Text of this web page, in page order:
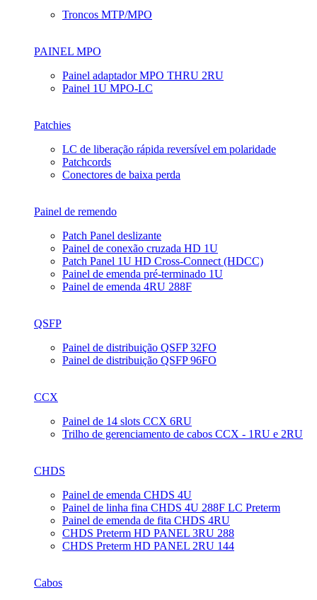
Troncos MTP/MPO
PAINEL MPO
Painel adaptador MPO THRU 2RU
Painel 1U MPO-LC
Patchies
LC de liberação rápida reversível em polaridade
Patchcords
Conectores de baixa perda
Painel de remendo
Patch Panel deslizante
Painel de conexão cruzada HD 1U
Patch Panel 1U HD Cross-Connect (HDCC)
Painel de emenda pré-terminado 1U
Painel de emenda 4RU 288F
QSFP
Painel de distribuição QSFP 32FO
Painel de distribuição QSFP 96FO
CCX
Painel de 14 slots CCX 6RU
Trilho de gerenciamento de cabos CCX - 1RU e 2RU
CHDS
Painel de emenda CHDS 4U
Painel de linha fina CHDS 4U 288F LC Preterm
Painel de emenda de fita CHDS 4RU
CHDS Preterm HD PANEL 3RU 288
CHDS Preterm HD PANEL 2RU 144
Cabos